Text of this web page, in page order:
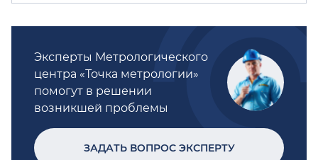
Эксперты Метрологического
центра «Точка метрологии»
помогут в решении
возникшей проблемы
ЗАДАТЬ ВОПРОС ЭКСПЕРТУ